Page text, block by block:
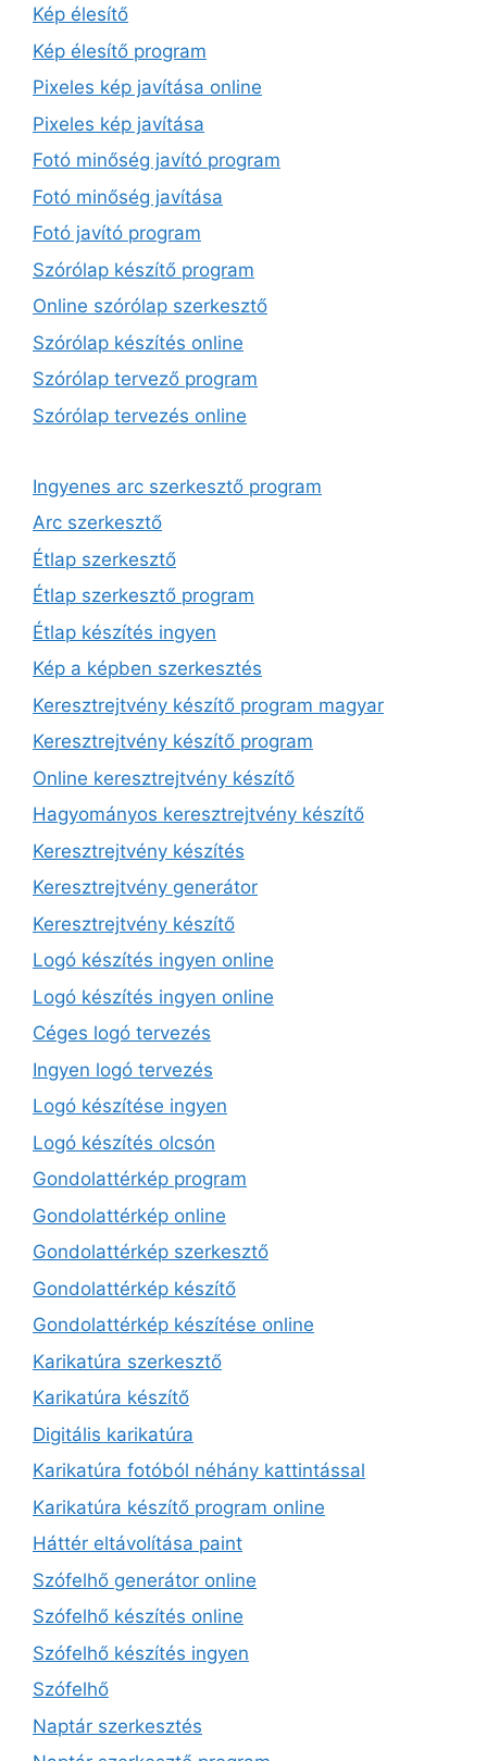
Kép élesítő
Kép élesítő program
Pixeles kép javítása online
Pixeles kép javítása
Fotó minőség javító program
Fotó minőség javítása
Fotó javító program
Szórólap készítő program
Online szórólap szerkesztő
Szórólap készítés online
Szórólap tervező program
Szórólap tervezés online
Ingyenes arc szerkesztő program
Arc szerkesztő
Étlap szerkesztő
Étlap szerkesztő program
Étlap készítés ingyen
Kép a képben szerkesztés
Keresztrejtvény készítő program magyar
Keresztrejtvény készítő program
Online keresztrejtvény készítő
Hagyományos keresztrejtvény készítő
Keresztrejtvény készítés
Keresztrejtvény generátor
Keresztrejtvény készítő
Logó készítés ingyen online
Logó készítés ingyen online
Céges logó tervezés
Ingyen logó tervezés
Logó készítése ingyen
Logó készítés olcsón
Gondolattérkép program
Gondolattérkép online
Gondolattérkép szerkesztő
Gondolattérkép készítő
Gondolattérkép készítése online
Karikatúra szerkesztő
Karikatúra készítő
Digitális karikatúra
Karikatúra fotóból néhány kattintással
Karikatúra készítő program online
Háttér eltávolítása paint
Szófelhő generátor online
Szófelhő készítés online
Szófelhő készítés ingyen
Szófelhő
Naptár szerkesztés